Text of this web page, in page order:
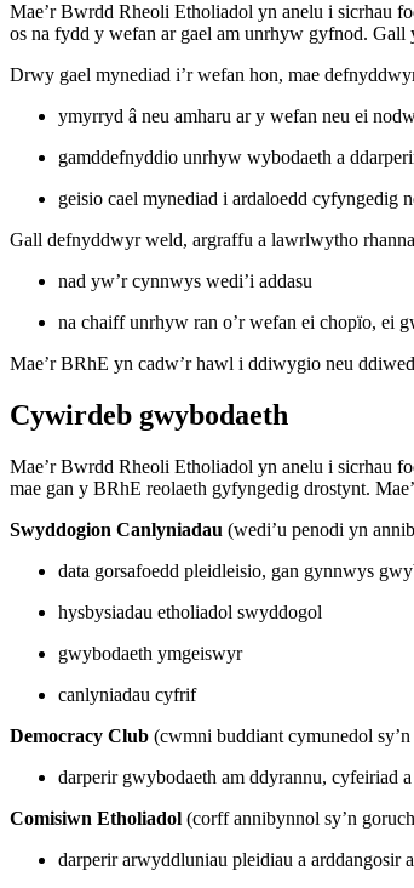
Mae’r Bwrdd Rheoli Etholiadol yn anelu i sicrhau
os na fydd y wefan ar gael am unrhyw gyfnod.
Drwy gael mynediad i’r wefan hon, mae
ymyrryd â neu amharu ar y wefan neu ei
gamddefnyddio unrhyw wybodaeth a
geisio cael mynediad i ardaloedd cyfyngedig
Gall defnyddwyr weld, argraffu a lawrlwytho
nad yw’r cynnwys wedi’i addasu
na chaiff unrhyw ran o’r wefan ei chopïo, ei
Mae’r BRhE yn cadw’r hawl i ddiwygio neu
Cywirdeb gwybodaeth
Mae’r Bwrdd Rheoli Etholiadol yn anelu i sicrhau
mae gan y BRhE reolaeth gyfyngedig drostynt.
Swyddogion Canlyniadau (wedi’u penodi yn
data gorsafoedd pleidleisio, gan gynnwys
hysbysiadau etholiadol swyddogol
gwybodaeth ymgeiswyr
canlyniadau cyfrif
Democracy Club (cwmni buddiant cymunedol
darperir gwybodaeth am ddyrannu, cyfeiriad
Comisiwn Etholiadol (corff annibynnol sy’n
darperir arwyddluniau pleidiau a